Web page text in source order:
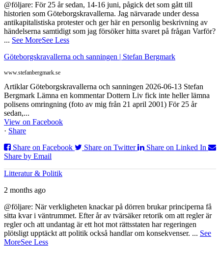
@följare: För 25 år sedan, 14-16 juni, pågick det som gått till
historien som Göteborgskravallerna. Jag närvarade under dessa
antikapitalistiska protester och ger här en personlig beskrivning av
händelserna samtidigt som jag försöker hitta svaret på frågan Varför?
... See MoreSee Less
Göteborgskravallerna och sanningen | Stefan Bergmark
www.stefanbergmark.se
Artiklar Göteborgskravallerna och sanningen 2026-06-13 Stefan
Bergmark Lämna en kommentar Dottern Liv fick inte heller lämna
polisens omringning (foto av mig från 21 april 2001) För 25 år
sedan,...
View on Facebook
· Share
Share on Facebook
Share on Twitter
Share on Linked In
Share by Email
Litteratur & Politik
2 months ago
@följare: När verkligheten knackar på dörren brukar principerna få
sitta kvar i väntrummet. Efter år av tvärsäker retorik om att regler är
regler och att undantag är ett hot mot rättsstaten har regeringen
plötsligt upptäckt att politik också handlar om konsekvenser. ... See
MoreSee Less